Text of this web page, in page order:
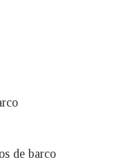
de barco